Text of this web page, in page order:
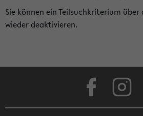
Sie können ein Teilsuchkriterium über
wieder deaktivieren.